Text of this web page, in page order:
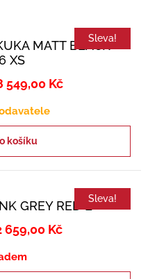
Sleva!
MATT BLACK
XS
549,00 Kč
košíku
Sleva!
GREY RED L
659,00 Kč